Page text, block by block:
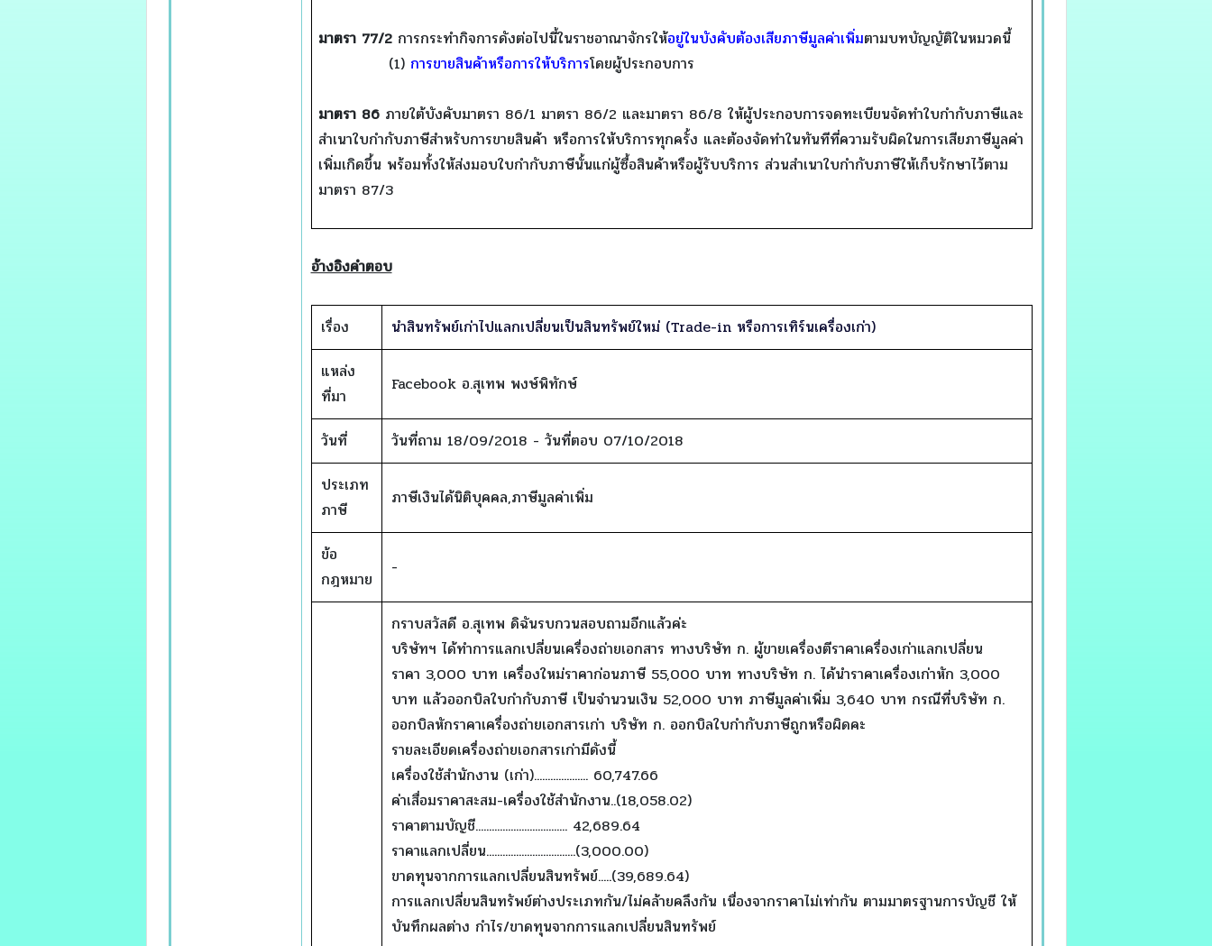
มาตรา 77/2 การกระทำกิจการดังต่อไปนี้ในราชอาณาจักรให้อยู่ในบังคับต้องเสียภาษีมูลค่าเพิ่มตามบทบัญญัติในหมวดนี้
(1) การขายสินค้าหรือการให้บริการโดยผู้ประกอบการ
มาตรา 86 ภายใต้บังคับมาตรา 86/1 มาตรา 86/2 และมาตรา 86/8 ให้ผู้ประกอบการจดทะเบียนจัดทำใบกำกับภาษีและ
สำเนาใบกำกับภาษีสำหรับการขายสินค้า หรือการให้บริการทุกครั้ง และต้องจัดทำในทันทีที่ความรับผิดในการเสียภาษีมูลค่า
เพิ่มเกิดขึ้น พร้อมทั้งให้ส่งมอบใบกำกับภาษีนั้นแก่ผู้ซื้อสินค้าหรือผู้รับบริการ ส่วนสำเนาใบกำกับภาษีให้เก็บรักษาไว้ตาม
มาตรา 87/3
อ้างอิงคำตอบ
เรื่อง
นำสินทรัพย์เก่าไปแลกเปลี่ยนเป็นสินทรัพย์ใหม่ (Trade-in หรือการเทิร์นเครื่องเก่า)
แหล่ง
ที่มา
Facebook อ.สุเทพ พงษ์พิทักษ์
วันที่
วันที่ถาม 18/09/2018 - วันที่ตอบ 07/10/2018
ประเภท
ภาษี
ภาษีเงินได้นิติบุคคล,ภาษีมูลค่าเพิ่ม
ข้อ
กฎหมาย
-
กราบสวัสดี อ.สุเทพ ดิฉันรบกวนสอบถามอีกแล้วค่ะ
บริษัทฯ ได้ทำการแลกเปลี่ยนเครื่องถ่ายเอกสาร ทางบริษัท ก. ผู้ขายเครื่องตีราคาเครื่องเก่าแลกเปลี่ยน
ราคา 3,000 บาท เครื่องใหม่ราคาก่อนภาษี 55,000 บาท ทางบริษัท ก. ได้นำราคาเครื่องเก่าหัก 3,000
บาท แล้วออกบิลใบกำกับภาษี เป็นจำนวนเงิน 52,000 บาท ภาษีมูลค่าเพิ่ม 3,640 บาท กรณีที่บริษัท ก.
ออกบิลหักราคาเครื่องถ่ายเอกสารเก่า บริษัท ก. ออกบิลใบกำกับภาษีถูกหรือผิดคะ
รายละเอียดเครื่องถ่ายเอกสารเก่ามีดังนี้
เครื่องใช้สำนักงาน (เก่า).................... 60,747.66
ค่าเสื่อมราคาสะสม-เครื่องใช้สำนักงาน..(18,058.02)
ราคาตามบัญชี.................................. 42,689.64
ราคาแลกเปลี่ยน.................................(3,000.00)
ขาดทุนจากการแลกเปลี่ยนสินทรัพย์.....(39,689.64)
การแลกเปลี่ยนสินทรัพย์ต่างประเภทกัน/ไม่คล้ายคลึงกัน เนื่องจากราคาไม่เท่ากัน ตามมาตรฐานการบัญชี ให้
บันทึกผลต่าง กำไร/ขาดทุนจากการแลกเปลี่ยนสินทรัพย์